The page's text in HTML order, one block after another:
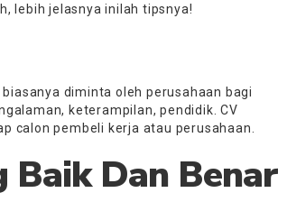
lebih jelasnya inilah tipsnya!
diminta oleh perusahaan bagi
keterampilan, pendidik. CV
calon pembeli kerja atau perusahaan.
Baik Dan Benar